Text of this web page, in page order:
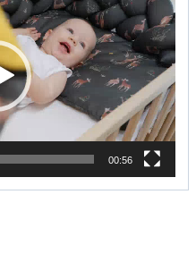
00:56